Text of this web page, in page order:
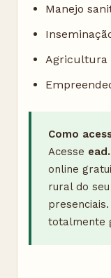
Manejo
Agricultura
Como
Acesse
online
rural do
totalmente